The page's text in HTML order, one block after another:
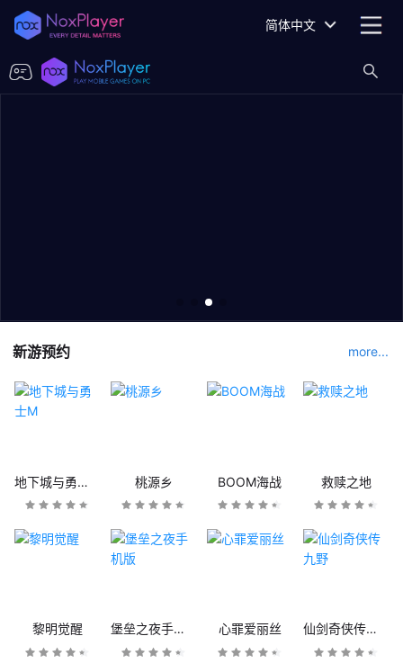
简体中文
新游预约 more...
地下城与勇士M 桃源乡 BOOM海战 救赎之地
黎明觉醒 堡垒之夜手机版 心罪爱丽丝 仙剑奇侠传九野